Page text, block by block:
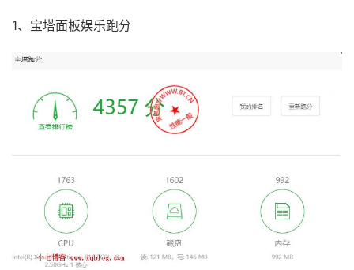
1、宝塔面板娱乐跑分